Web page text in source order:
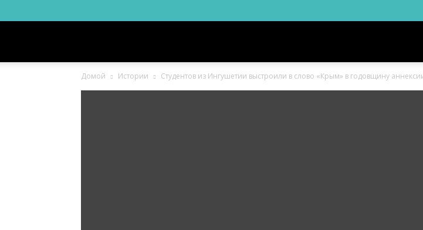
Ингушетии
Домой Истории Студентов из Ингушетии выстроили в слово «Крым» в годовщину